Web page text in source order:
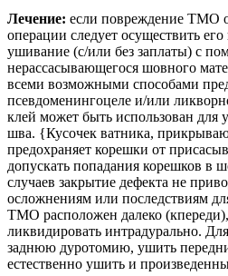
Лечение: если повреждение ТМО
операции следует осуществить
ушивание (с/или без заплаты) с
нерассасывающегося шовного
всеми возможными способами
псевдоменингоцеле и/или
клей может быть использован для
шва. {Кусочек ватника,
предохраняет корешки от
допускать попадания корешков
случаев закрытие дефекта не
осложнениям или последствиям
ТМО расположен далеко
ликвидировать интрадурально.
заднюю дуротомию, ушить
естественно ушить и